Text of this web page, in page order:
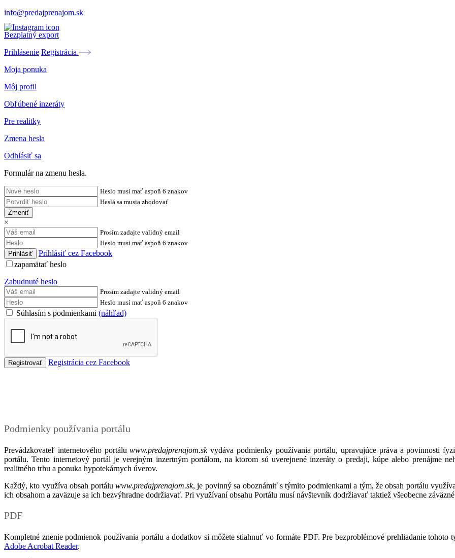
info@predajprenajom.sk
Bezplatný export
Prihlásenie Registrácia
Moja ponuka
Môj profil
Obľúbené inzeráty
Pre realitky
Zmena hesla
Odhlásiť sa
Formulár na zmenu hesla.
Heslo musí mať aspoň 6 znakov
Heslá sa musia zhodovať
Zmeniť
×
Prosím zadajte validný email
Heslo musí mať aspoň 6 znakov
Prihlásiť cez Facebook
zapamätať heslo
Zabudnuté heslo
Prosím zadajte validný email
Heslo musí mať aspoň 6 znakov
Súhlasím s podmienkami (náhľad)
Registrácia cez Facebook
Podmienky používania portálu
Prevádzkovateľ internetového portáluwww.predajprenajom.skvydáva podmienky používania portálu, upravujúce práva a povinnosti
portálu. Tento internetový portál je verejným inzertným portálom, na ktorom sú uverejnené inzeráty o predaji, kúpe alebo prenájme
realitného trhu a ponuka hypotekárnych úverov.
Každý, kto využíva obsah portálu www.predajprenajom.sk, je povinný sa oboznámiť s týmito podmienkami a tým, že obsah portálu
ich obsahom a zaväzuje sa ich bezvýhradne dodržiavať. Pri využívaní obsahu Portálu musí návštevník dodržiavať taktiež všeobecne
PDF
Kompletné znenie podmienok používania portálu a dodatkov si môžete stiahnuť vo formáte PDF. Pre bezproblémové prehliadanie
Adobe Acrobat Reader.